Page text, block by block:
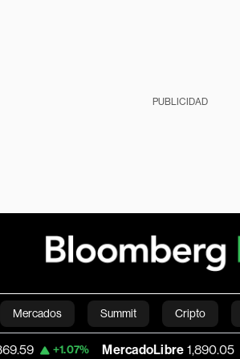
PUBLICIDAD
Mercados Summit Cripto
Economía Estilo de vida
MercadoLibre 1,890.05 -0.55%